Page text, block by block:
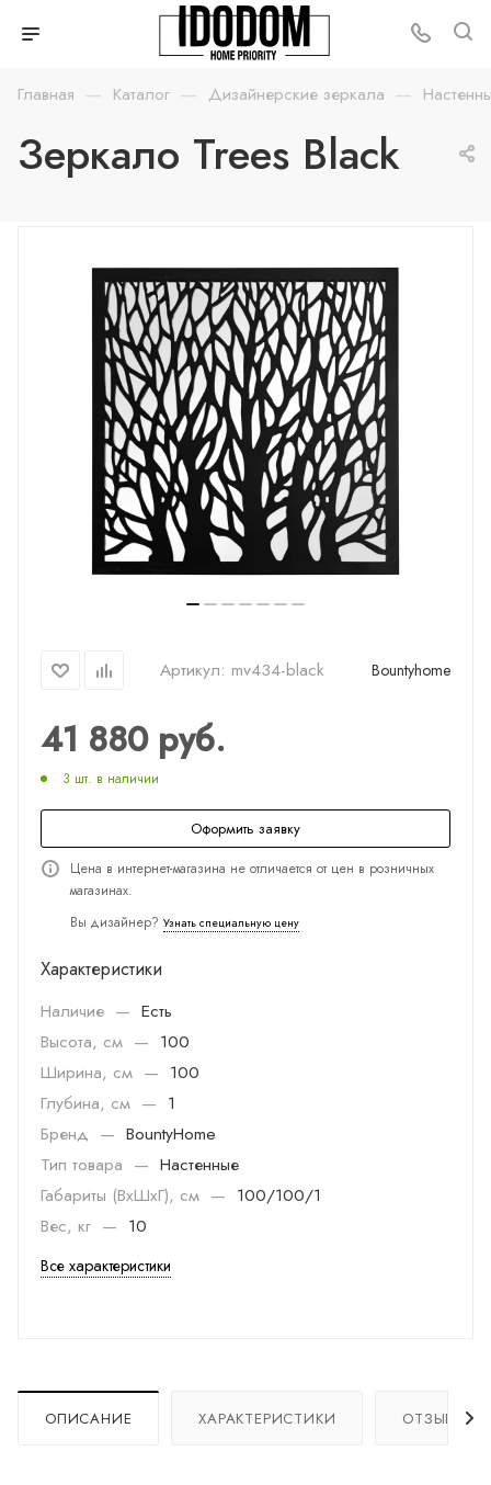
Главная — Каталог — Дизайнерские зеркала —
Зеркало Trees Black
Артикул: mv434-black Bountyhome
41 880руб.
3 шт. в наличии
Оформить заявку
Цена в интернет-магазина не отличается от цен в розничных
магазинах.
Вы дизайнер? Узнать специальную цену
Характеристики
Наличие — Есть
Высота, см — 100
Ширина, см — 100
Глубина, см — 1
Бренд — BountyHome
Тип товара — Настенные
Габариты (ВхШхГ), см — 100/100/1
Вес, кг — 10
Все характеристики
ОПИСАНИЕ ХАРАКТЕРИСТИКИ ОТЗЫВЫ